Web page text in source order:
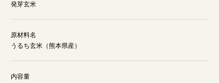
発芽玄米
原材料名
うるち玄米（熊本県産）
内容量